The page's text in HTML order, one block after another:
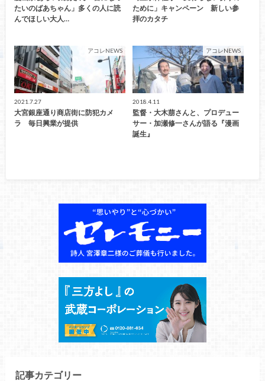
たいのばあちゃん」多くの人に読
んでほしい大人…
ために」キャンペーン 新しい参
拝のカタチ
アコレNEWS
2021.7.27
大宮銀座通り商店街に防犯カメ
ラ 毎日興業が提供
アコレNEWS
2018.4.11
監督・大木萠さんと、プロデュー
サー・加瀬修一さんが語る『漫画
誕生』
記事カテゴリー